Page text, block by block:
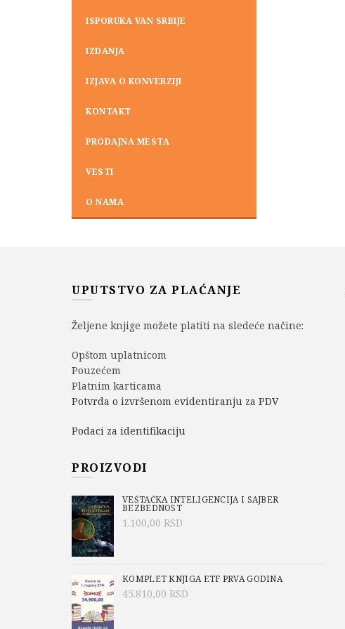
ISPORUKA VAN SRBIJE
IZDANJA
IZJAVA O KONVERZIJI
KONTAKT
PRODAJNA MESTA
VESTI
O NAMA
UPUTSTVO ZA PLAĆANJE
Željene knjige možete platiti na sledeće načine:
Opštom uplatnicom
Pouzećem
Platnim karticama
Potvrda o izvršenom evidentiranju za PDV
Podaci za identifikaciju
PROIZVODI
VEŠTAČKA INTELIGENCIJA I SAJBER
BEZBEDNOST
1.100,00 RSD
KOMPLET KNJIGA ETF PRVA GODINA
45.810,00 RSD